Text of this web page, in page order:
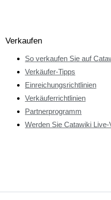
Verkaufen
So verkaufen Sie auf
Verkäufer-Tipps
Einreichungsrichtlinien
Verkäuferrichtlinien
Partnerprogramm
Werden Sie Catawiki Live-